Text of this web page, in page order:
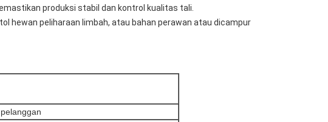
produksi stabil dan kontrol kualitas tali.
hewan peliharaan limbah, atau bahan perawan atau dicampur